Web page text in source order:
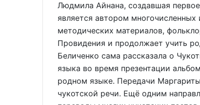
Людмила Айнана, создавшая
является автором
методических материалов,
Провидения и продолжает учить
Беличенко сама рассказала о
языка во время презентации
родном языке. Передачи
чукотской речи. Ещё одним